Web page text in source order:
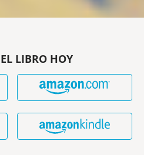
LIBRO HOY